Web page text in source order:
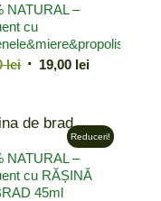
NATURAL –
cu
lei Prețul
fost:
35,00 lei.
19,00 leiPrețul
19,00 lei.
NATURAL –
cu RĂȘINĂ
45ml
Reduceri!